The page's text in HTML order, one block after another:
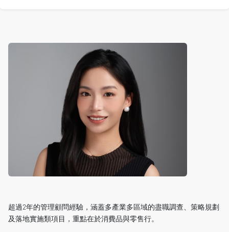
超過2年的管理顧問經驗，涵蓋多產業多區域的盡職調查、策略規劃
及落地實施類項目，重點在於消費品與零售行。